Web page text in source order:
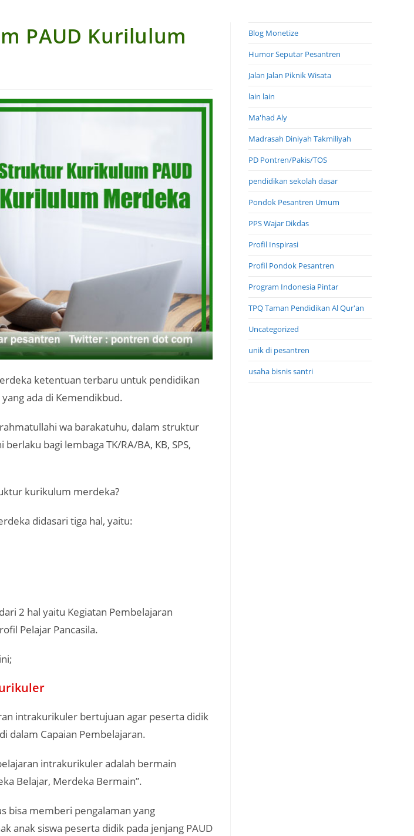
PAUD Kurilulum
ketentuan terbaru untuk pendidikan
ada di Kemendikbud.
wa barakatuhu, dalam struktur
bagi lembaga TK/RA/BA, KB, SPS,
kurikulum merdeka?
didasari tiga hal, yaitu:
2 hal yaitu Kegiatan Pembelajaran
Pelajar Pancasila.
intrakurikuler bertujuan agar peserta didik
dalam Capaian Pembelajaran.
intrakurikuler adalah bermain
Belajar, Merdeka Bermain”.
bisa memberi pengalaman yang
anak siswa peserta didik pada jenjang PAUD
Blog Monetize
Humor Seputar Pesantren
Jalan Jalan Piknik Wisata
lain lain
Ma'had Aly
Madrasah Diniyah Takmiliyah
PD Pontren/Pakis/TOS
pendidikan sekolah dasar
Pondok Pesantren Umum
PPS Wajar Dikdas
Profil Inspirasi
Profil Pondok Pesantren
Program Indonesia Pintar
TPQ Taman Pendidikan Al Qur'an
Uncategorized
unik di pesantren
usaha bisnis santri